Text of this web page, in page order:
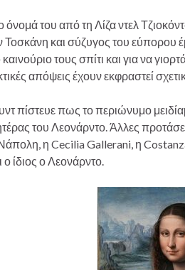
του από τη Λίζα ντελ
Τοσκάνη και σύζυγος του εύπορου
τους σπίτι και για να
απόψεις έχουν εκφραστεί
πίστευε πως το περιώνυμο
του Λεονάρντο. Άλλες
η Cecilia Gallerani, η
ίδιος ο Λεονάρντο.